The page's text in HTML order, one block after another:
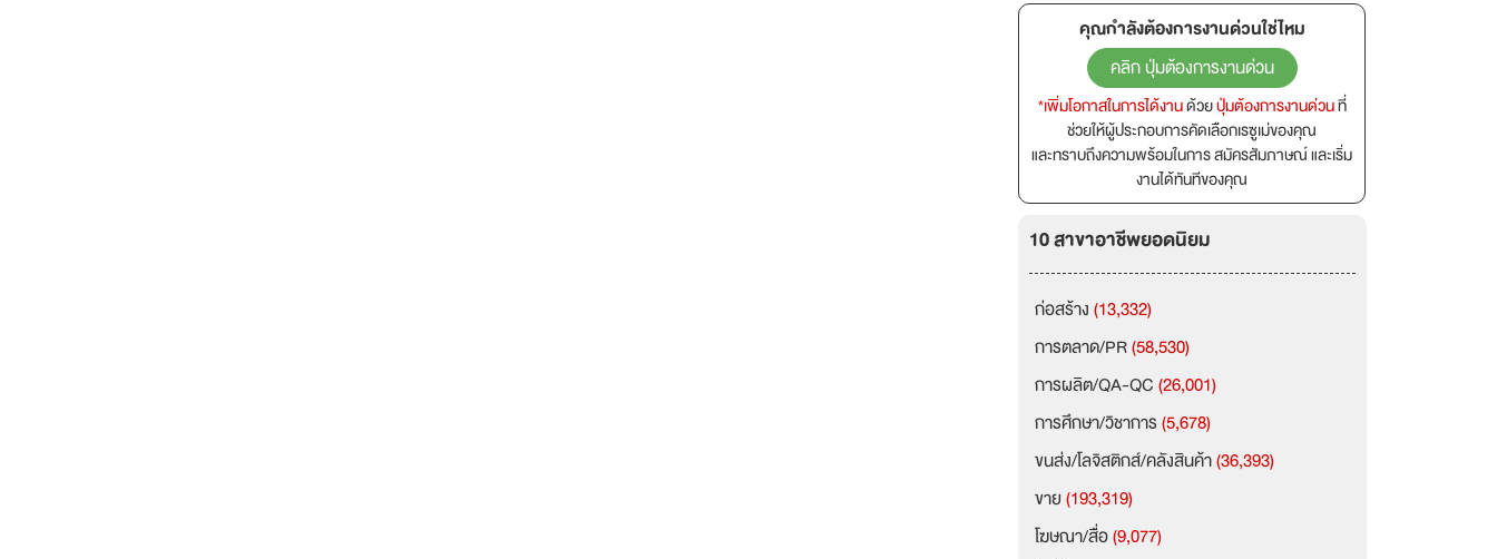
คุณกำลังต้องการงานด่วนใช่ไหม
คลิก ปุ่มต้องการงานด่วน
*เพิ่มโอกาสในการได้งานด้วยปุ่มต้องการงานด่วนที่
ช่วยให้ผู้ประกอบการคัดเลือกเรซูเม่ของคุณ
และทราบถึงความพร้อมในการ สมัครสัมภาษณ์ และเริ่ม
งานได้ทันทีของคุณ
10 สาขาอาชีพยอดนิยม
ก่อสร้าง(13,332)
การตลาด/PR(58,530)
การผลิต/QA-QC(26,001)
การศึกษา/วิชาการ(5,678)
ขนส่ง/โลจิสติกส์/คลังสินค้า(36,393)
ขาย(193,319)
โฆษณา/สื่อ(9,077)